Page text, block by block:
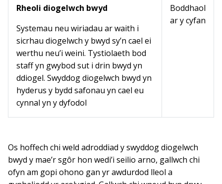
Rheoli diogelwch bwyd
Systemau neu wiriadau ar waith i
sicrhau diogelwch y bwyd sy’n cael ei
werthu neu’i weini. Tystiolaeth bod
staff yn gwybod sut i drin bwyd yn
ddiogel. Swyddog diogelwch bwyd yn
hyderus y bydd safonau yn cael eu
cynnal yn y dyfodol
Boddhaol
ar y cyfan
Os hoffech chi weld adroddiad y swyddog diogelwch
bwyd y mae’r sgôr hon wedi’i seilio arno, gallwch chi
ofyn am gopi ohono gan yr awdurdod lleol a